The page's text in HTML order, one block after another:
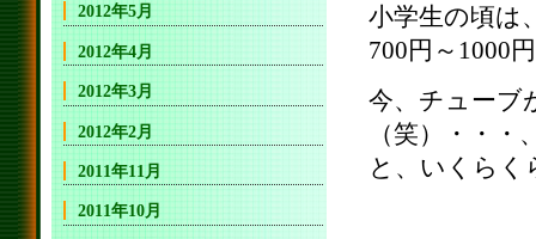
小学生の頃は
700円～1000
今、チューブ
（笑）・・
と、いくら
2012年5月
2012年4月
2012年3月
2012年2月
2011年11月
2011年10月